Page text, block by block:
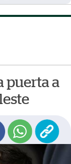
puerta a